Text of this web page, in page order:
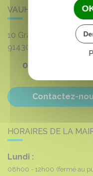
VAUHALLAN
10 Grande rue du 8 mai
91430
01 69 35 53 00
Contactez-
HORAIRES DE LA
Lundi :
08h00 - 12h00 (fermé au